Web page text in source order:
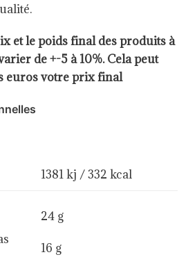
et le poids final des produits à
de +-5 à 10%. Cela peut
euros votre prix final
1381 kj / 332 kcal
24 g
16 g